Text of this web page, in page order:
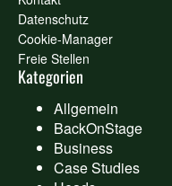
Datenschutz
Cookie-Manager
Freie Stellen
Kategorien
Allgemein
BackOnStage
Business
Case Studies